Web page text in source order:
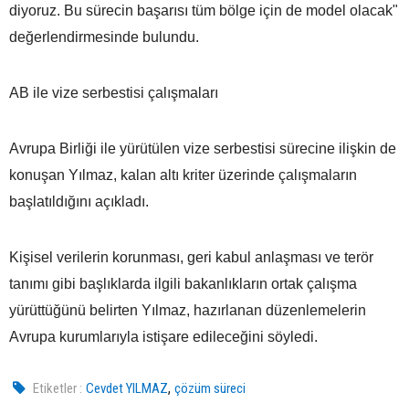
diyoruz. Bu sürecin başarısı tüm bölge için de model olacak"
değerlendirmesinde bulundu.
AB ile vize serbestisi çalışmaları
Avrupa Birliği ile yürütülen vize serbestisi sürecine ilişkin de
konuşan Yılmaz, kalan altı kriter üzerinde çalışmaların
başlatıldığını açıkladı.
Kişisel verilerin korunması, geri kabul anlaşması ve terör
tanımı gibi başlıklarda ilgili bakanlıkların ortak çalışma
yürüttüğünü belirten Yılmaz, hazırlanan düzenlemelerin
Avrupa kurumlarıyla istişare edileceğini söyledi.
Etiketler : Cevdet YILMAZ,çözüm süreci